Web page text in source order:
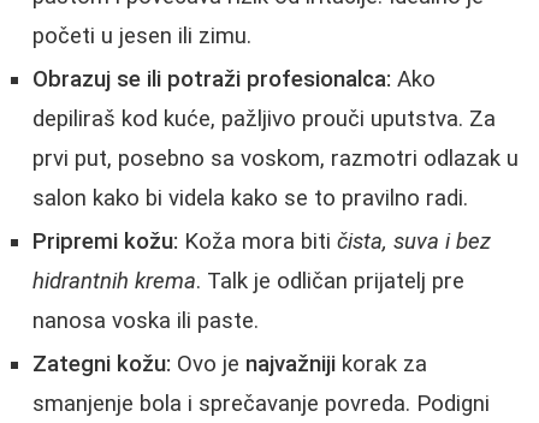
početi u jesen ili zimu.
Obrazuj se ili potraži profesionalca: Ako
depiliraš kod kuće, pažljivo prouči uputstva. Za
prvi put, posebno sa voskom, razmotri odlazak u
salon kako bi videla kako se to pravilno radi.
Pripremi kožu: Koža mora biti čista, suva i bez
hidrantnih krema. Talk je odličan prijatelj pre
nanosa voska ili paste.
Zategni kožu: Ovo je najvažniji korak za
smanjenje bola i sprečavanje povreda. Podigni